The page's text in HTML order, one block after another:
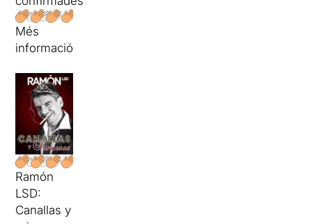
Més
informació
Ramón
LSD:
Canallas y